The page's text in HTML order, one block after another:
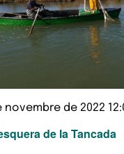
de la Tancada
novembre de 2022